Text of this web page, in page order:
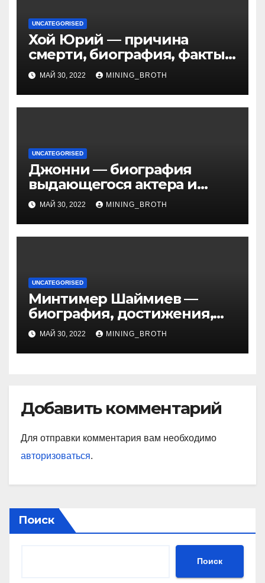
UNCATEGORISED
Хой Юрий — причина
смерти, биография, факты
из жизни Википедия
МАЙ 30, 2022 MINING_BROTH
UNCATEGORISED
Джонни — биография
выдающегося актера и
талантливого певца, чья
артистичность захватывает
миллионы сердец
МАЙ 30, 2022 MINING_BROTH
UNCATEGORISED
Минтимер Шаймиев —
биография, достижения,
семья
МАЙ 30, 2022 MINING_BROTH
Добавить комментарий
Для отправки комментария вам необходимо
авторизоваться.
Поиск
Поиск